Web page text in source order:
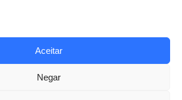
Aceitar
Negar
Política de Privacidade
Política de Cookies